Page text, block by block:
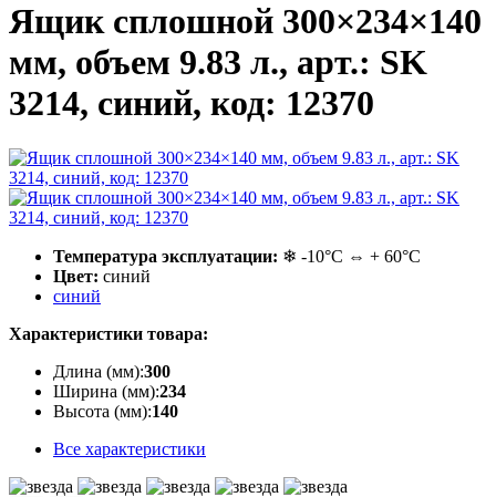
Ящик сплошной 300×234×140
мм, объем 9.83 л., арт.: SK
3214, синий, код: 12370
Температура эксплуатации: ❄ -10°С ⇔ + 60°С
Цвет: синий
синий
Характеристики товара:
Длина (мм):300
Ширина (мм):234
Высота (мм):140
Все характеристики